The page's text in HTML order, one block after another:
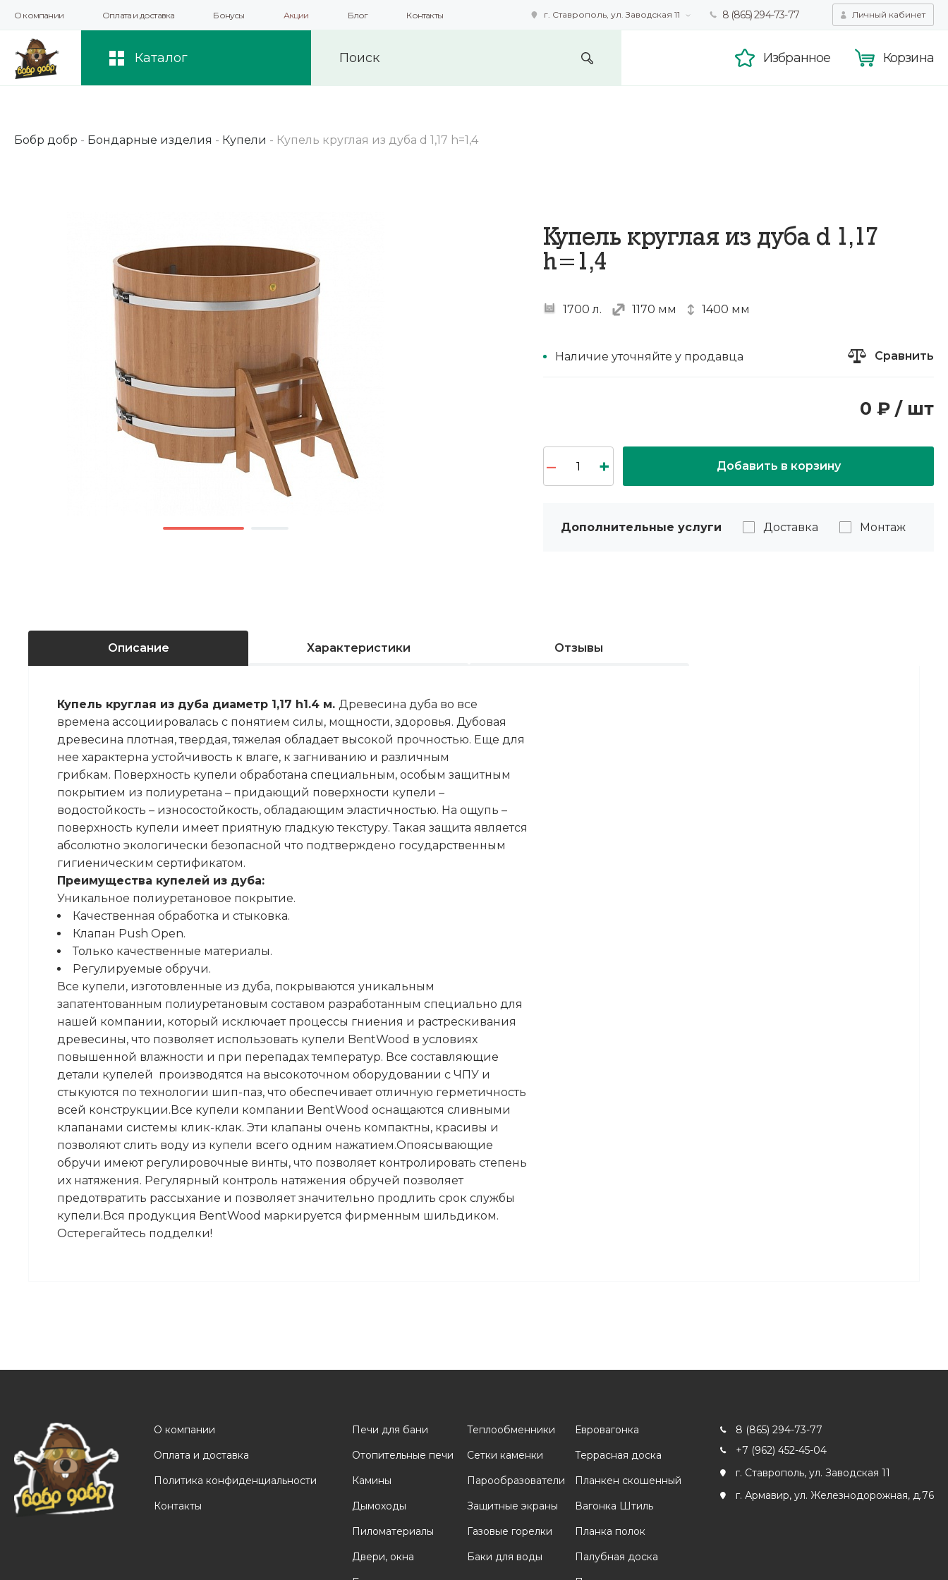
О компании Оплата и доставка Бонусы Акции Блог Контакты г. Ставрополь, ул. Заводская 11 8 (865) 294-73-77 Личный кабинет
Каталог Избранное Корзина
Бобр добр - Бондарные изделия - Купели - Купель круглая из дуба d 1,17 h=1,4
Купель круглая из дуба d 1,17
h=1,4
1700 л. 1170 мм 1400 мм
Наличие уточняйте у продавца Сравнить
0 ₽ / шт
Добавить в корзину
Дополнительные услуги Доставка Монтаж
Описание Характеристики Отзывы
Купель круглая из дуба диаметр 1,17 h1.4 м. Древесина дуба во все
времена ассоциировалась с понятием силы, мощности, здоровья. Дубовая
древесина плотная, твердая, тяжелая обладает высокой прочностью. Еще для
нее характерна устойчивость к влаге, к загниванию и различным
грибкам. Поверхность купели обработана специальным, особым защитным
покрытием из полиуретана – придающий поверхности купели –
водостойкость – износостойкость, обладающим эластичностью. На ощупь –
поверхность купели имеет приятную гладкую текстуру. Такая защита является
абсолютно экологически безопасной что подтверждено государственным
гигиеническим сертификатом.
Преимущества купелей из дуба:
Уникальное полиуретановое покрытие.
Качественная обработка и стыковка.
Клапан Push Open.
Только качественные материалы.
Регулируемые обручи.
Все купели, изготовленные из дуба, покрываются уникальным
запатентованным полиуретановым составом разработанным специально для
нашей компании, который исключает процессы гниения и растрескивания
древесины, что позволяет использовать купели BentWood в условиях
повышенной влажности и при перепадах температур. Все составляющие
детали купелей производятся на высокоточном оборудовании с ЧПУ и
стыкуются по технологии шип-паз, что обеспечивает отличную герметичность
всей конструкции.Все купели компании BentWood оснащаются сливными
клапанами системы клик-клак. Эти клапаны очень компактны, красивы и
позволяют слить воду из купели всего одним нажатием.Опоясывающие
обручи имеют регулировочные винты, что позволяет контролировать степень
их натяжения. Регулярный контроль натяжения обручей позволяет
предотвратить рассыхание и позволяет значительно продлить срок службы
купели.Вся продукция BentWood маркируется фирменным шильдиком.
Остерегайтесь подделки!
О компании
Оплата и доставка
Политика конфиденциальности
Контакты
Печи для бани
Отопительные печи
Камины
Дымоходы
Пиломатериалы
Двери, окна
Теплообменники
Сетки каменки
Парообразователи
Защитные экраны
Газовые горелки
Баки для воды
Евровагонка
Террасная доска
Планкен скошенный
Вагонка Штиль
Планка полок
Палубная доска
8 (865) 294-73-77
+7 (962) 452-45-04
г. Ставрополь, ул. Заводская 11
г. Армавир, ул. Железнодорожная, д.76
Мы используем файлы cookie и другие подобные технологии для получения данных с целью сбора статистики,